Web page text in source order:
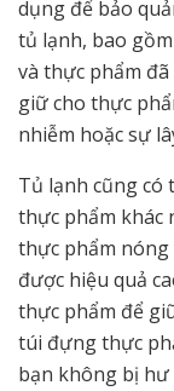
dụng để bảo
tủ lạnh, bao
và thực phẩm
giữ cho thực
nhiễm hoặc sự
Tủ lạnh cũng có
thực phẩm khác
thực phẩm nóng
được hiệu quả
thực phẩm để
túi đựng thực
bạn không bị hư